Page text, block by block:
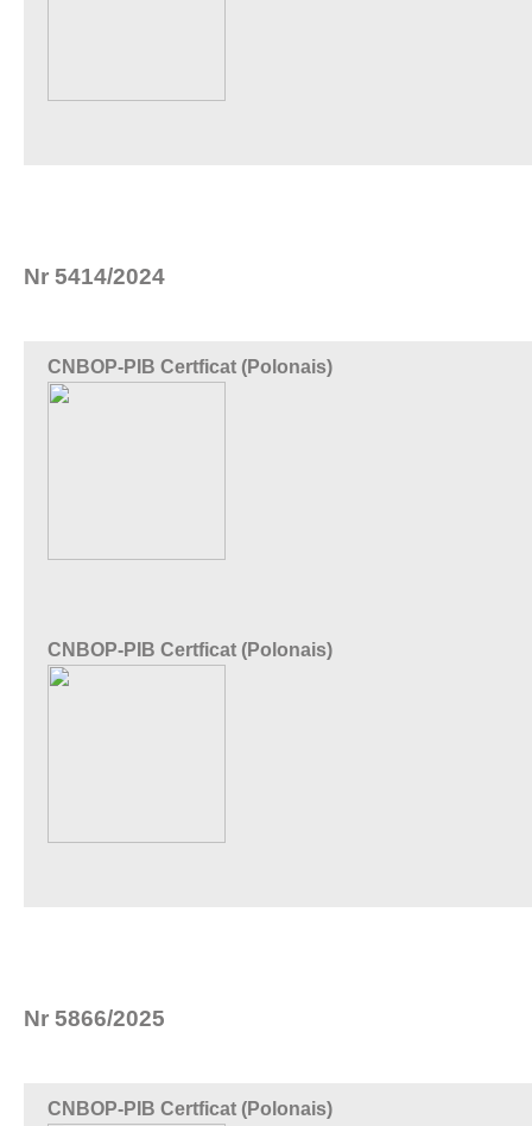
Nr 5414/2024
CNBOP-PIB Certficat (Polonais)
CNBOP-PIB Certficat (Polonais)
Nr 5866/2025
CNBOP-PIB Certficat (Polonais)